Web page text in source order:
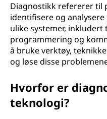
Diagnostikk refererer til
identifisere og
ulike systemer,
programmering og
å bruke verktøy,
og løse disse
Hvorfor er
teknologi?